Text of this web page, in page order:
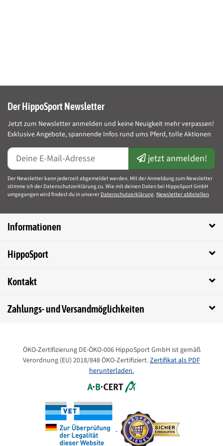
Leistungsumfang.
Herstellerinformationen: Cavalor, Industriepark 11B, 9031 Drongen,
Belgien, info@cavalor.com
Kurzinformationen
Produkteigenschaft
Wert
Kategorie: Pferdefutter
Bewertungen:
rechtliche
Definition:
Themensuche:
Fohlen & Jährling Senior
Futterart: Supplemente
0,40 kg
Der HippoSport Newsletter
Jetzt zum Newsletter anmelden und keine Neuigkeit mehr verpassen!
Exklusive Angebote, spannende Infos rund ums Pferd, tolle Aktionen
jetzt anmelden!
Der Newsletter kann jederzeit abgemeldet werden. Mit der Anmeldung zum Newsletter
stimme ich der Datenschutzerklärung zu. Wie mit deinen Daten bei HippoSport GmbH
umgegangen wird findest du in unserer Datenschutzerklärung. Newsletter abbstellen
Informationen
HippoSport
Kontakt
Zahlungs- und Versandmöglichkeiten
ÖKO-Zertifizierung DE-ÖKO-006 HippoSport GmbH ist gemäß
Verordnung (EU) 2018/848 ÖKO-Zertifiziert.Zertifikat als PDF
herunterladen.